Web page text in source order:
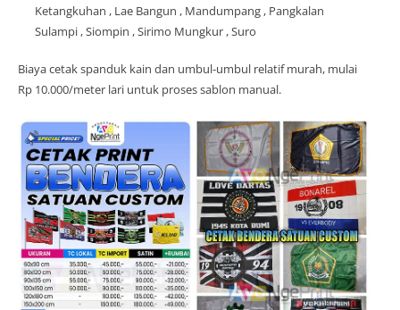
Ketangkuhan , Lae Bangun , Mandumpang , Pangkalan
Sulampi , Siompin , Sirimo Mungkur , Suro
Biaya cetak spanduk kain dan umbul-umbul relatif murah, mulai
Rp 10.000/meter lari untuk proses sablon manual.